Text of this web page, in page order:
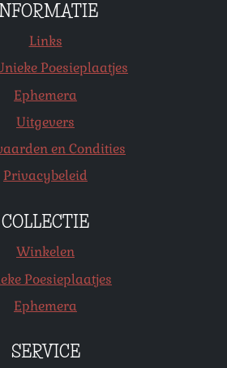
Links
Poesieplaatjes
Ephemera
Uitgevers
en Condities
Privacybeleid
COLLECTIE
Winkelen
Poesieplaatjes
Ephemera
SERVICE